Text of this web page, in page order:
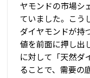
ヤモンドの市場シ
ていました。こう
ダイヤモンドが持
値を前面に押し出
に対して「天然ダ
ることで、需要の